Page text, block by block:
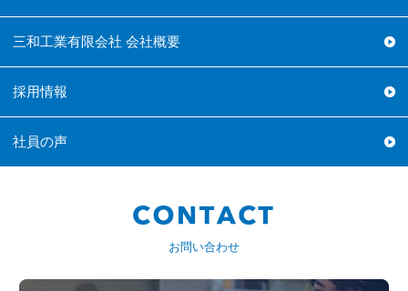
三和工業有限会社 会社概要
採用情報
社員の声
お問い合わせ